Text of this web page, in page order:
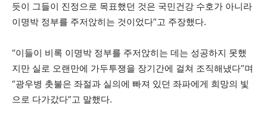
듯이 그들이 진정으로 목표했던 것은 국민건강 수호가 아니라
이명박 정부를 주저앉히는 것이었다”고 주장했다.
“이들이 비록 이명박 정부를 주저앉히는 데는 성공하지 못했
지만 실로 오랜만에 가두투쟁을 장기간에 걸쳐 조직해냈다”며
“광우병 촛불은 좌절과 실의에 빠져 있던 좌파에게 희망의 빛
으로 다가갔다”고 말했다.